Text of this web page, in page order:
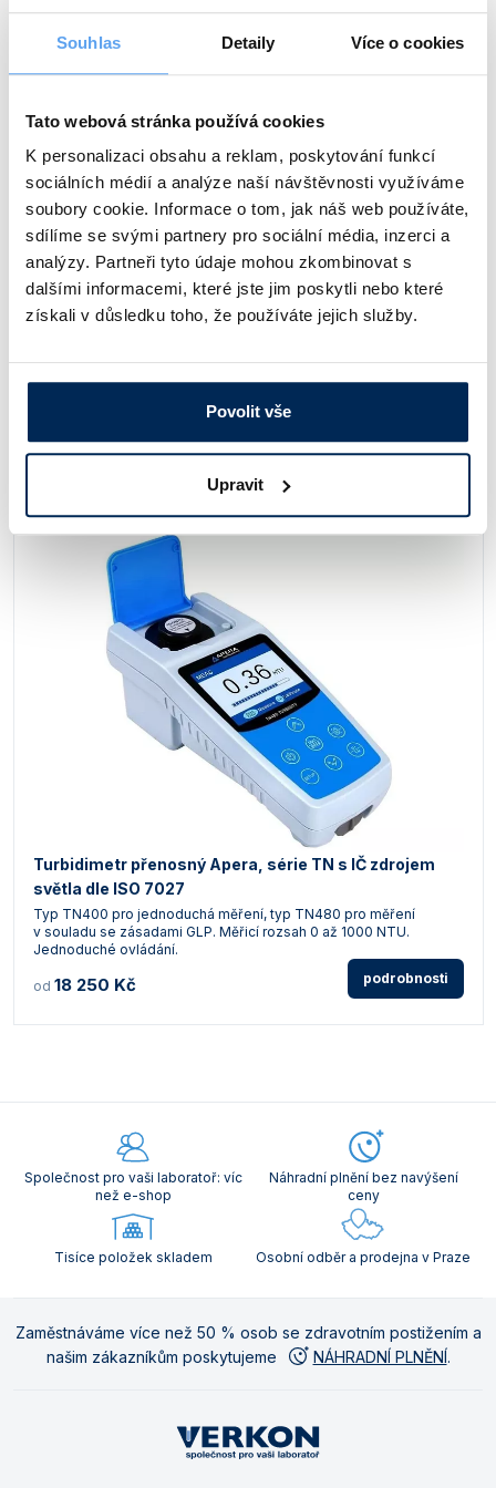
Souhlas Detaily Více o cookies
Tato webová stránka používá cookies
K personalizaci obsahu a reklam, poskytování funkcí
sociálních médií a analýze naší návštěvnosti využíváme
soubory cookie. Informace o tom, jak náš web používáte,
sdílíme se svými partnery pro sociální média, inzerci a
analýzy. Partneři tyto údaje mohou zkombinovat s
dalšími informacemi, které jste jim poskytli nebo které
získali v důsledku toho, že používáte jejich služby.
Povolit vše
Upravit
Turbidimetr přenosný Hach 2100 Q a 2100 Qis
Speciální meřicí režim pro rychle sedimentující vzorky.
podrobnosti
Turbidimetr přenosný Apera, série TN s IČ zdrojem
světla dle ISO 7027
Typ TN400 pro jednoduchá měření, typ TN480 pro měření
v souladu se zásadami GLP. Měřicí rozsah 0 až 1000 NTU.
Jednoduché ovládání.
od 18 250 Kč podrobnosti
Společnost pro vaši laboratoř: víc
než e-shop
Náhradní plnění bez navýšení
ceny
Tisíce položek skladem Osobní odběr a prodejna v Praze
Zaměstnáváme více než 50 % osob se zdravotním postižením a
našim zákazníkům poskytujeme
NÁHRADNÍ PLNĚNÍ.